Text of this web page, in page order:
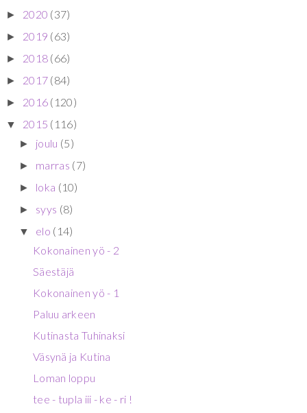
► 2020 (37)
► 2019 (63)
► 2018 (66)
► 2017 (84)
► 2016 (120)
▼ 2015 (116)
► joulu (5)
► marras (7)
► loka (10)
► syys (8)
▼ elo (14)
Kokonainen yö - 2
Säestäjä
Kokonainen yö - 1
Paluu arkeen
Kutinasta Tuhinaksi
Väsynä ja Kutina
Loman loppu
tee - tupla iii - ke - ri !